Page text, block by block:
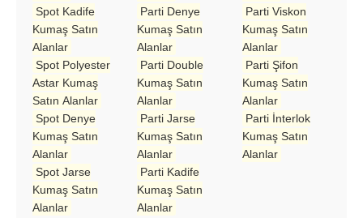
Spot Kadife
Kumaş Satın
Alanlar
Spot Polyester
Astar Kumaş
Satın Alanlar
Spot Denye
Kumaş Satın
Alanlar
Spot Jarse
Kumaş Satın
Alanlar
Parti Denye
Kumaş Satın
Alanlar
Parti Double
Kumaş Satın
Alanlar
Parti Jarse
Kumaş Satın
Alanlar
Parti Kadife
Kumaş Satın
Alanlar
Parti Viskon
Kumaş Satın
Alanlar
Parti Şifon
Kumaş Satın
Alanlar
Parti İnterlok
Kumaş Satın
Alanlar